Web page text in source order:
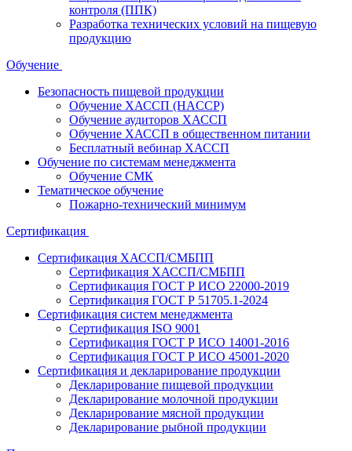
контроля (ППК)
Разработка технических условий на пищевую
продукцию
Обучение
Безопасность пищевой продукции
Обучение ХАССП (HACCP)
Обучение аудиторов ХАССП
Обучение ХАССП в общественном питании
Бесплатный вебинар ХАССП
Обучение по системам менеджмента
Обучение СМК
Тематическое обучение
Пожарно-технический минимум
Сертификация
Сертификация ХАССП/СМБПП
Сертификация ХАССП/СМБПП
Сертификация ГОСТ Р ИСО 22000-2019
Сертификация ГОСТ Р 51705.1-2024
Сертификация систем менеджмента
Сертификация ISO 9001
Сертификация ГОСТ Р ИСО 14001-2016
Сертификация ГОСТ Р ИСО 45001-2020
Сертификация и декларирование продукции
Декларирование пищевой продукции
Декларирование молочной продукции
Декларирование мясной продукции
Декларирование рыбной продукции